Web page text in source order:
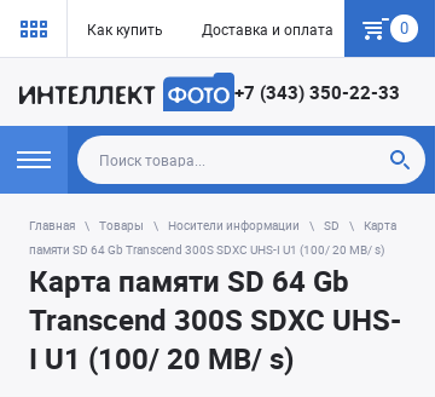
Как купить Доставка и оплата Гарантия
0
+7 (343) 350-22-33
Главная Товары Носители информации SD
Карта
памяти SD 64 Gb Transcend 300S SDXC UHS-I U1 (100/ 20 MB/ s)
Карта памяти SD 64 Gb
Transcend 300S SDXC UHS-
I U1 (100/ 20 MB/ s)